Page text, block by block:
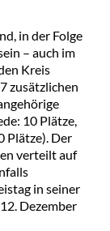
in der Folge
– auch im
Kreis
zusätzlichen
10 Plätze,
Plätze). Der
verteilt auf
in seiner
Dezember